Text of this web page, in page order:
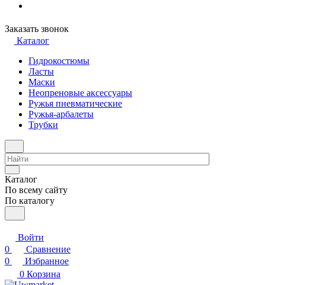
Заказать звонок
Каталог
Гидрокостюмы
Ласты
Маски
Неопреновые аксессуары
Ружья пневматические
Ружья-арбалеты
Трубки
Каталог
По всему сайту
По каталогу
Войти
0
Сравнение
0
Избранное
0 Корзина